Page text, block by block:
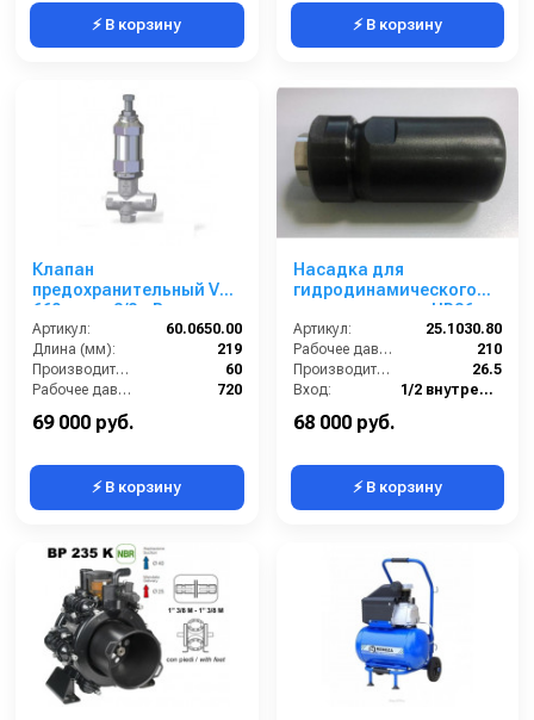
⚡ В корзину ⚡ В корзину
Клапан
предохранительный VS
660; вход 3/8г; By-pass
1/2г 60 л/мин 720 бар
Артикул:
60.0650.00
Длина (мм):
219
Производительность (л/мин):
60
Рабочее давление (бар):
720
69 000 руб.
⚡ В корзину
Насадка для
гидродинамического
размыва грунта UR36,
08, 1/2 г. NPT
Артикул:
25.1030.80
Рабочее давление (бар):
210
Производительность (л/мин):
26.5
Вход:
1/2 внутренняя резьба
68 000 руб.
⚡ В корзину